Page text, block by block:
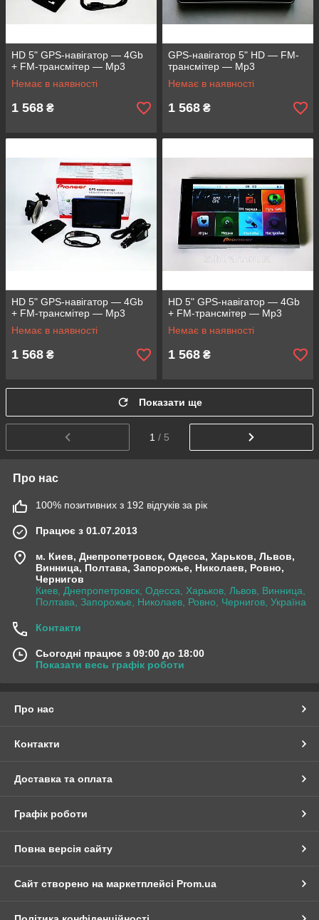
HD 5" GPS-навігатор — 4Gb
+ FM-трансмітер — Mp3
Немає в наявності
1 568 ₴
GPS-навігатор 5" HD — FM-
трансмітер — Mp3
Немає в наявності
1 568 ₴
HD 5" GPS-навігатор — 4Gb
+ FM-трансмітер — Mp3
Немає в наявності
1 568 ₴
HD 5" GPS-навігатор — 4Gb
+ FM-трансмітер — Mp3
Немає в наявності
1 568 ₴
Показати ще
1 / 5
Про нас
100% позитивних з 192 відгуків за рік
Працює з 01.07.2013
м. Киев, Днепропетровск, Одесса, Харьков, Львов,
Винница, Полтава, Запорожье, Николаев, Ровно,
Чернигов
Киев, Днепропетровск, Одесса, Харьков, Львов, Винница,
Полтава, Запорожье, Николаев, Ровно, Чернигов, Україна
Контакти
Сьогодні працює з 09:00 до 18:00
Показати весь графік роботи
Про нас
Контакти
Доставка та оплата
Графік роботи
Повна версія сайту
Сайт створено на маркетплейсі Prom.ua